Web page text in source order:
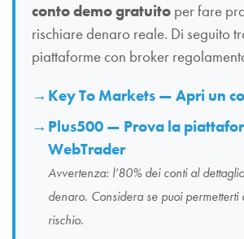
conto demo gratuito per fare
rischiare denaro reale. Di seguito
piattaforme con broker
Key To Markets — Apri un
Plus500 — Prova la
WebTrader
Avvertenza: l’80% dei conti al
denaro. Considera se puoi permetterti
rischio.